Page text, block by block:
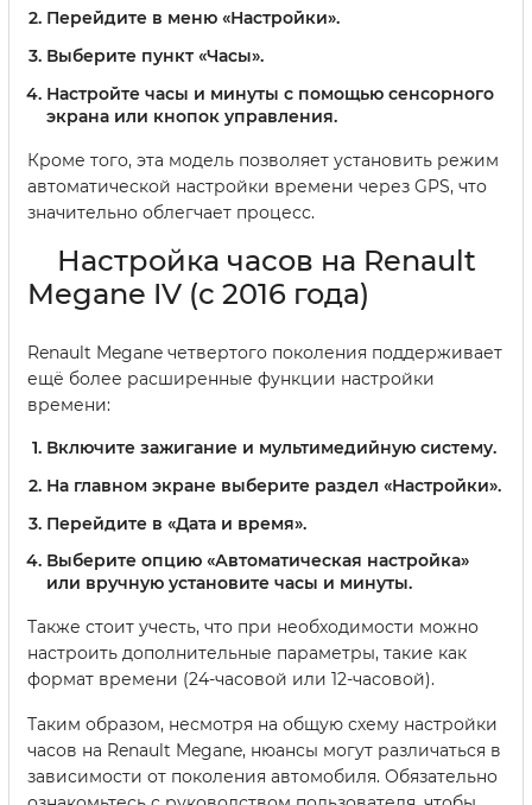
Перейдите в меню «Настройки».
Выберите пункт «Часы».
Настройте часы и минуты с помощью сенсорного
экрана или кнопок управления.
Кроме того, эта модель позволяет установить режим
автоматической настройки времени через GPS, что
значительно облегчает процесс.
Настройка часов на Renault
Megane IV (с 2016 года)
Renault Megane четвертого поколения поддерживает
ещё более расширенные функции настройки
времени:
Включите зажигание и мультимедийную систему.
На главном экране выберите раздел «Настройки».
Перейдите в «Дата и время».
Выберите опцию «Автоматическая настройка»
или вручную установите часы и минуты.
Также стоит учесть, что при необходимости можно
настроить дополнительные параметры, такие как
формат времени (24-часовой или 12-часовой).
Таким образом, несмотря на общую схему настройки
часов на Renault Megane, нюансы могут различаться в
зависимости от поколения автомобиля. Обязательно